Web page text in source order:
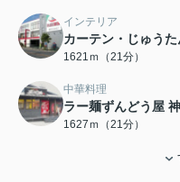
インテリア
カーテン・じゅう
1621ｍ（21分）
中華料理
ラー麺ずんどう屋
1627ｍ（21分）